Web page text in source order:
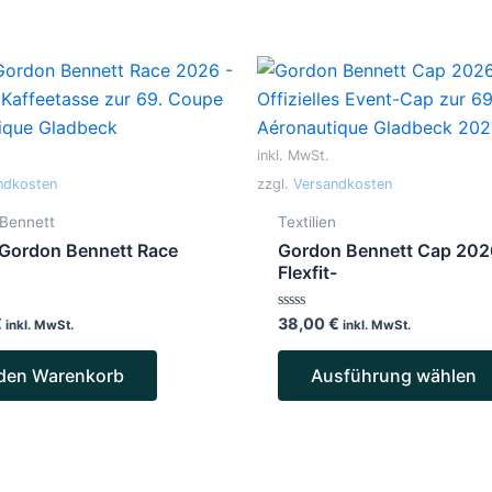
Bennett Race
inkl. MwSt.
Warenkorb
inkl. MwSt.
zzgl. Versandkosten
Textilien
Gordon Bennett Cap
Flexfit-
Bewertet
mit
0
38,00€ inkl. MwSt.
Ausführung wählen